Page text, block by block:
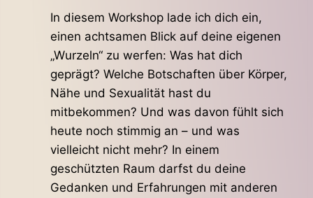
In diesem Workshop lade ich dich ein,
einen achtsamen Blick auf deine eigenen
„Wurzeln“ zu werfen: Was hat dich
geprägt? Welche Botschaften über Körper,
Nähe und Sexualität hast du
mitbekommen? Und was davon fühlt sich
heute noch stimmig an – und was
vielleicht nicht mehr? In einem
geschützten Raum darfst du deine
Gedanken und Erfahrungen mit anderen